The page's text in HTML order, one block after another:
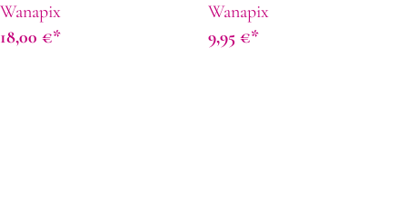
Panama-Stof | Schürze
selbst gestalten |
Wanapix
18,00 €
Wanapix
9,95 €